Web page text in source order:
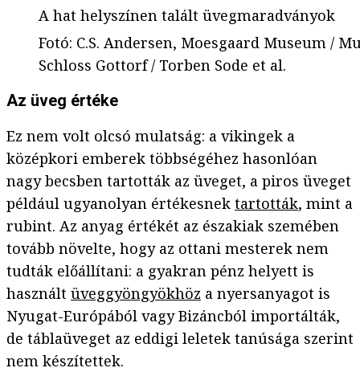
A hat helyszínen talált üvegmaradványok
Fotó: C.S. Andersen, Moesgaard Museum /
Schloss Gottorf / Torben Sode et al.
Az üveg értéke
Ez nem volt olcsó mulatság: a vikingek a
középkori emberek többségéhez hasonlóan
nagy becsben tartották az üveget, a piros üveget
például ugyanolyan értékesnek tartották, mint a
rubint. Az anyag értékét az északiak szemében
tovább növelte, hogy az ottani mesterek nem
tudták előállítani: a gyakran pénz helyett is
használt üveggyöngyökhöz a nyersanyagot is
Nyugat-Európából vagy Bizáncból importálták,
de táblaüveget az eddigi leletek tanúsága szerint
nem készítettek.